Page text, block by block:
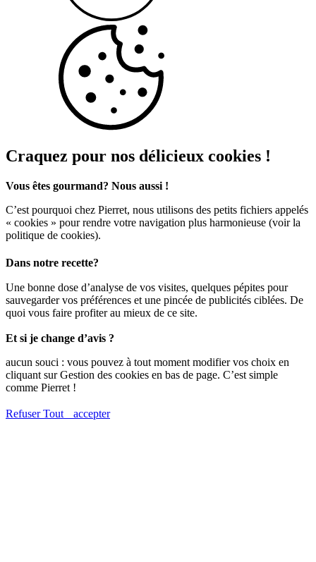
Craquez pour nos délicieux cookies !
Vous êtes gourmand? Nous aussi !
C’est pourquoi chez Pierret, nous utilisons des petits fichiers appelés
« cookies » pour rendre votre navigation plus harmonieuse (voir la
politique de cookies).
Dans notre recette?
Une bonne dose d’analyse de vos visites, quelques pépites pour
sauvegarder vos préférences et une pincée de publicités ciblées. De
quoi vous faire profiter au mieux de ce site.
Et si je change d’avis ?
aucun souci : vous pouvez à tout moment modifier vos choix en
cliquant sur Gestion des cookies en bas de page. C’est simple
comme Pierret !
RefuserTout accepter